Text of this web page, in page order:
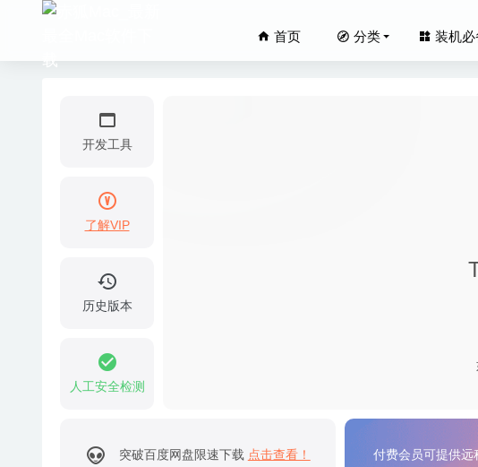
首页 分类 装机必
开发工具
了解VIP
历史版本
人工安全检测
突破百度网盘限速下载 点击查看！ 付费会员可提供远
IP Scanner Pro 3.97
Text Workflow 2.8.0
Affinity Publisher